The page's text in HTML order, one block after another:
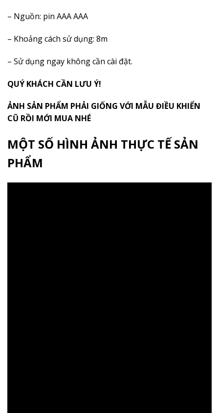
– Nguồn: pin AAA AAA
– Khoảng cách sử dụng: 8m
– Sử dụng ngay không cần cài đặt.
QUÝ KHÁCH CẦN LƯU Ý!
ẢNH SẢN PHẨM PHẢI GIỐNG VỚI MẪU ĐIỀU KHIỂN
CŨ RỒI MỚI MUA NHÉ
MỘT SỐ HÌNH ẢNH THỰC TẾ SẢN
PHẨM